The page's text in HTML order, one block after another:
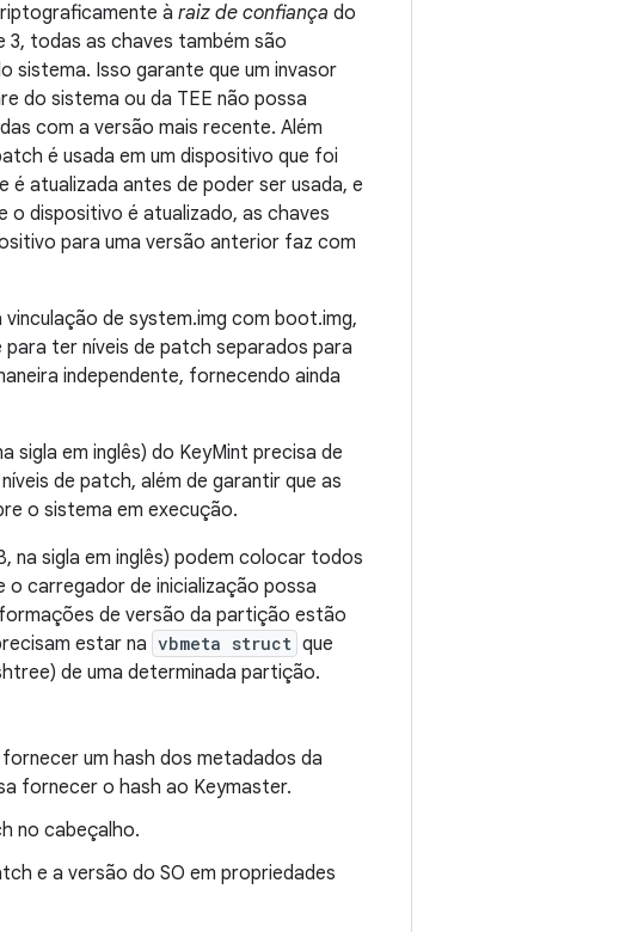
à raiz de confiança do
3, todas as chaves também são
sistema. Isso garante que um invasor
do sistema ou da TEE não possa
com a versão mais recente. Além
é usada em um dispositivo que foi
é atualizada antes de poder ser usada, e
o dispositivo é atualizado, as chaves
para uma versão anterior faz com
de system.img com boot.img,
ter níveis de patch separados para
independente, fornecendo ainda
sigla em inglês) do KeyMint precisa de
de patch, além de garantir que as
o sistema em execução.
na sigla em inglês) podem colocar todos
o carregador de inicialização possa
de versão da partição estão
estar na vbmeta struct que
de uma determinada partição.
um hash dos metadados da
fornecer o hash ao Keymaster.
no cabeçalho.
e a versão do SO em propriedades